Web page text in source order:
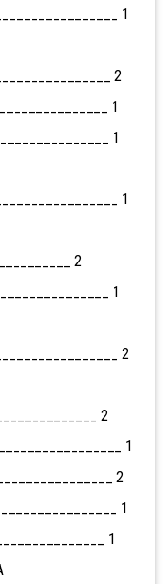
1
2
1
1
1
2
1
2
2
1
2
1
1